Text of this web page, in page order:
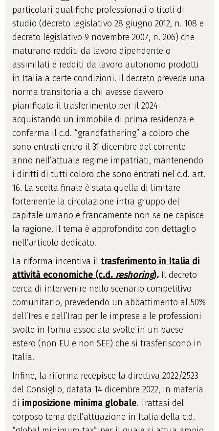
particolari qualifiche professionali o titoli di
studio (decreto legislativo 28 giugno 2012, n. 108 e
decreto legislativo 9 novembre 2007, n. 206) che
maturano redditi da lavoro dipendente o
assimilati e redditi da lavoro autonomo prodotti
in Italia a certe condizioni. Il decreto prevede una
norma transitoria a chi avesse davvero
pianificato il trasferimento per il 2024
acquistando un immobile di prima residenza e
conferma il c.d. “grandfathering” a coloro che
sono entrati entro il 31 dicembre del corrente
anno nell’attuale regime impatriati, mantenendo
i diritti di tutti coloro che sono entrati nel c.d. art.
16. La scelta finale è stata quella di limitare
fortemente la circolazione intra gruppo del
capitale umano e francamente non se ne capisce
la ragione. Il tema è approfondito con dettaglio
nell’articolo dedicato.
La riforma incentiva il trasferimento in Italia di
attività economiche (c.d. reshoring). Il decreto
cerca di intervenire nello scenario competitivo
comunitario, prevedendo un abbattimento al 50%
dell’Ires e dell’Irap per le imprese e le professioni
svolte in forma associata svolte in un paese
estero (non EU e non SEE) che si trasferiscono in
Italia.
Infine, la riforma recepisce la direttiva 2022/2523
del Consiglio, datata 14 dicembre 2022, in materia
di imposizione minima globale. Trattasi del
corposo tema dell’attuazione in Italia della c.d.